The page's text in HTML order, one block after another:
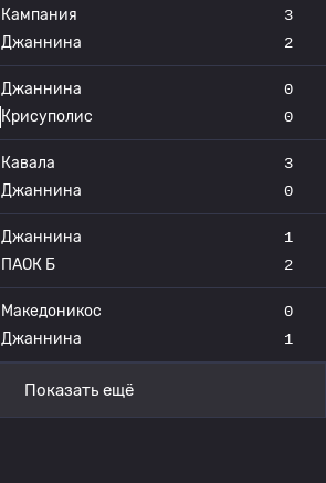
Кампания
Джаннина
3
2
Джаннина
Крисуполис
0
0
Кавала
Джаннина
3
0
Джаннина
ПАОК Б
1
2
Македоникос
Джаннина
0
1
Показать ещё